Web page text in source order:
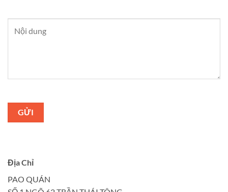
Địa Chỉ
PAO QUÁN